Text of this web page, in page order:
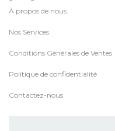
À propos de nous
Nos Services
Conditions Générales de Ventes
Politique de confidentialité
Contactez-nous